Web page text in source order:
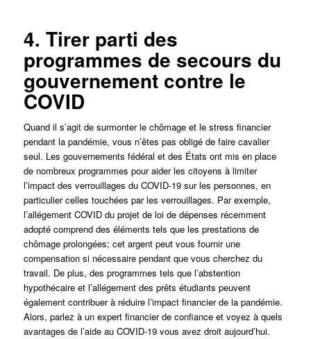
4. Tirer parti des
programmes de secours du
gouvernement contre le
COVID
Quand il s’agit de surmonter le chômage et le stress financier
pendant la pandémie, vous n’êtes pas obligé de faire cavalier
seul. Les gouvernements fédéral et des États ont mis en place
de nombreux programmes pour aider les citoyens à limiter
l’impact des verrouillages du COVID-19 sur les personnes, en
particulier celles touchées par les verrouillages. Par exemple,
l’allégement COVID du projet de loi de dépenses récemment
adopté comprend des éléments tels que les prestations de
chômage prolongées; cet argent peut vous fournir une
compensation si nécessaire pendant que vous cherchez du
travail. De plus, des programmes tels que l’abstention
hypothécaire et l’allégement des prêts étudiants peuvent
également contribuer à réduire l’impact financier de la pandémie.
Alors, parlez à un expert financier de confiance et voyez à quels
avantages de l’aide au COVID-19 vous avez droit aujourd’hui.